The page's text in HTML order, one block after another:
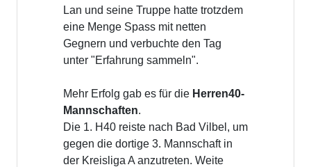
Lan und seine Truppe hatte trotzdem
eine Menge Spass mit netten
Gegnern und verbuchte den Tag
unter "Erfahrung sammeln".
Mehr Erfolg gab es für die Herren40-
Mannschaften.
Die 1. H40 reiste nach Bad Vilbel, um
gegen die dortige 3. Mannschaft in
der Kreisliga A anzutreten. Weite